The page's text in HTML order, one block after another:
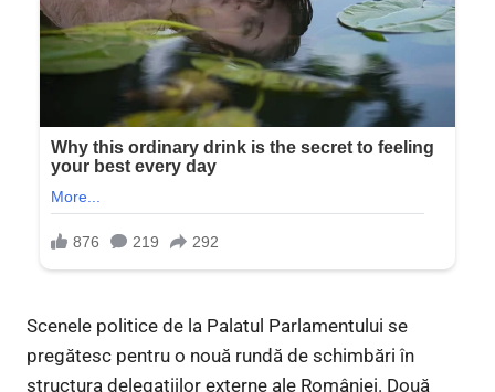
Scenele politice de la Palatul Parlamentului se
pregătesc pentru o nouă rundă de schimbări în
structura delegațiilor externe ale României. Două